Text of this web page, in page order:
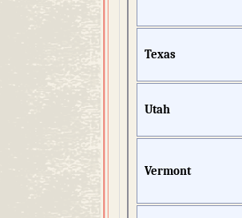
Texas
Utah
Vermont